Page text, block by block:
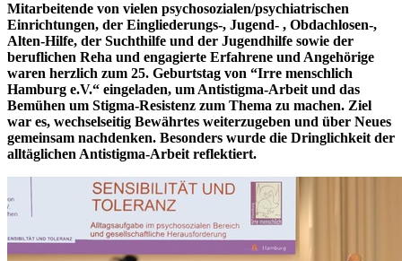
Mitarbeitende von vielen psychosozialen/psychiatrischen
Einrichtungen, der Eingliederungs-, Jugend- , Obdachlosen-,
Alten-Hilfe, der Suchthilfe und der Jugendhilfe sowie der
beruflichen Reha und engagierte Erfahrene und Angehörige
waren herzlich zum 25. Geburtstag von “Irre menschlich
Hamburg e.V.“ eingeladen, um Antistigma-Arbeit und das
Bemühen um Stigma-Resistenz zum Thema zu machen. Ziel
war es, wechselseitig Bewährtes weiterzugeben und über Neues
gemeinsam nachdenken. Besonders wurde die Dringlichkeit der
alltäglichen Antistigma-Arbeit reflektiert.